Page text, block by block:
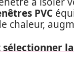
PVC
chaleur,